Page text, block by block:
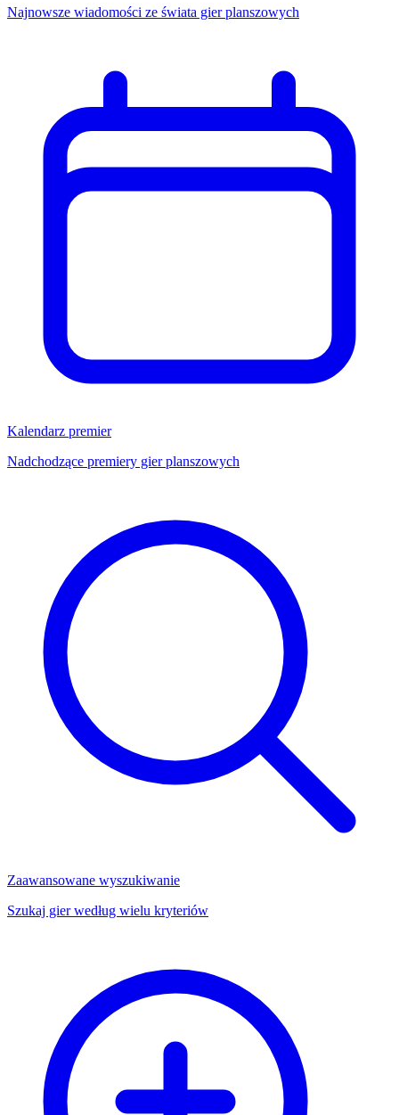
Najnowsze wiadomości ze świata gier planszowych
Kalendarz premier
Nadchodzące premiery gier planszowych
Zaawansowane wyszukiwanie
Szukaj gier według wielu kryteriów